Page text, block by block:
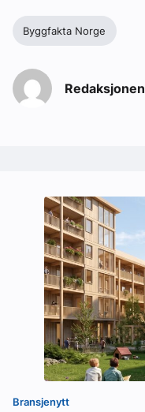
Byggfakta Norge
Redaksjonen
Bransjenytt